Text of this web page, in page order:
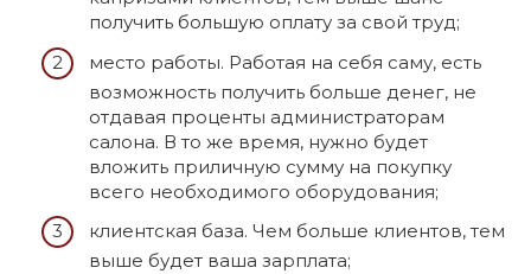
получить большую оплату за свой труд;
место работы. Работая на себя саму, есть
возможность получить больше денег, не
отдавая проценты администраторам
салона. В то же время, нужно будет
вложить приличную сумму на покупку
всего необходимого оборудования;
клиентская база. Чем больше клиентов, тем
выше будет ваша зарплата;